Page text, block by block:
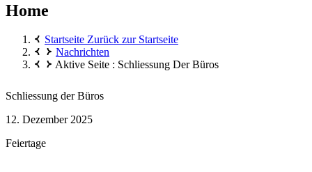
Home
Startseite Zurück zur Startseite
Nachrichten
Aktive Seite : Schliessung Der Büros
Schliessung der Büros
12. Dezember 2025
Feiertage